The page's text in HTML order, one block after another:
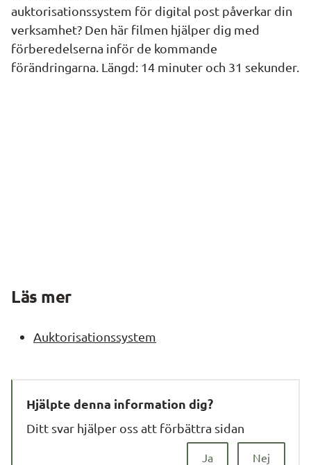
auktorisationssystem för digital post påverkar din
verksamhet? Den här filmen hjälper dig med
förberedelserna inför de kommande
förändringarna. Längd: 14 minuter och 31 sekunder.
Läs mer
Auktorisationssystem
Hjälpte denna information dig?
Nej
Ja
Ditt svar hjälper oss att förbättra sidan